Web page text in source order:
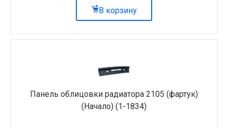
В корзину
Панель облицовки радиатора 2105 (фартук)
(Начало) (1-1834)